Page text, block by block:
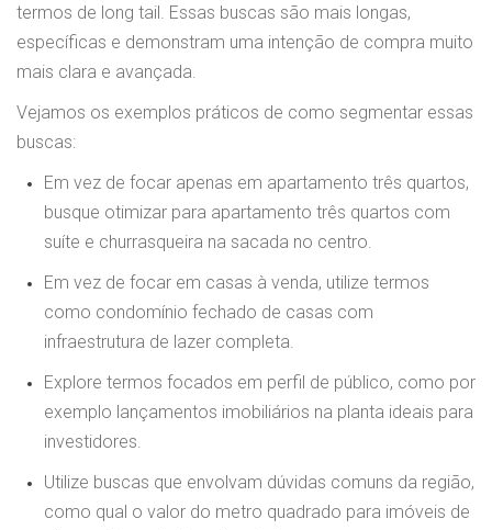
termos de long tail. Essas buscas são mais longas,
específicas e demonstram uma intenção de compra muito
mais clara e avançada.
Vejamos os exemplos práticos de como segmentar essas
buscas:
Em vez de focar apenas em apartamento três quartos,
busque otimizar para apartamento três quartos com
suíte e churrasqueira na sacada no centro.
Em vez de focar em casas à venda, utilize termos
como condomínio fechado de casas com
infraestrutura de lazer completa.
Explore termos focados em perfil de público, como por
exemplo lançamentos imobiliários na planta ideais para
investidores.
Utilize buscas que envolvam dúvidas comuns da região,
como qual o valor do metro quadrado para imóveis de